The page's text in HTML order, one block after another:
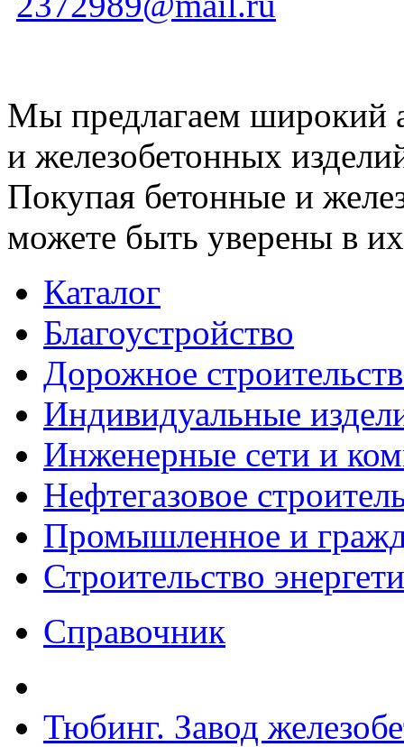
Мы предлагаем широкий
и железобетонных
Покупая бетонные и
можете быть уверены в их
Каталог
Благоустройство
Дорожное
Индивидуальные
Инженерные сети и
Нефтегазовое
Промышленное и
Строительство
Справочник
Тюбинг. Завод